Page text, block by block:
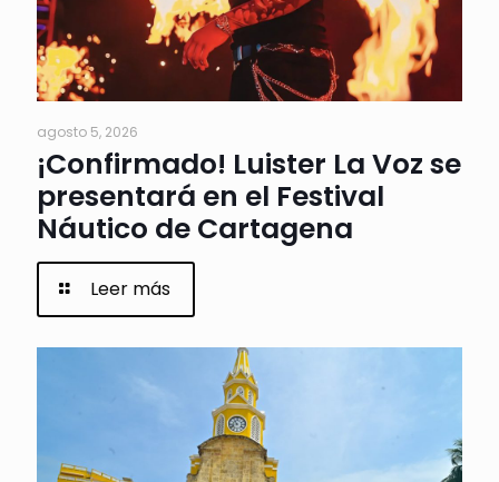
agosto 5, 2026
¡Confirmado! Luister La Voz se
presentará en el Festival
Náutico de Cartagena
Leer más